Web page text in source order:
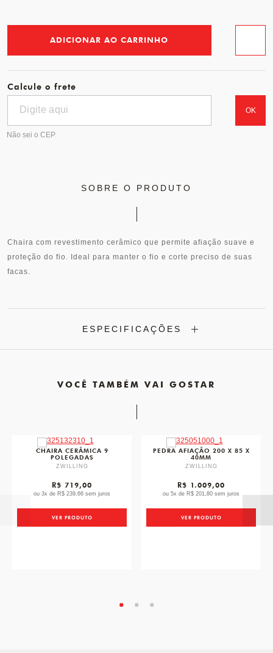
ADICIONAR AO CARRINHO
Calcule o frete
OK
Não sei o CEP
SOBRE O PRODUTO
Chaira com revestimento cerâmico que permite afiação suave e
proteção do fio. Ideal para manter o fio e corte preciso de suas
facas.
ESPECIFICAÇÕES
VOCÊ TAMBÉM VAI GOSTAR
CHAIRA CERÂMICA 9
POLEGADAS
ZWILLING
R$ 719,00
ou 3x de R$ 239,66 sem juros
VER PRODUTO
PEDRA AFIAÇÃO 200 X 85 X
40MM
ZWILLING
R$ 1.009,00
ou 5x de R$ 201,80 sem juros
VER PRODUTO